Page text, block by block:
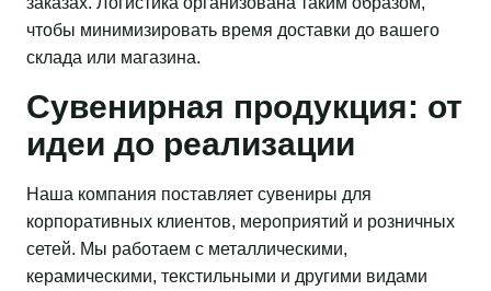
чтобы минимизировать время доставки до вашего
склада или магазина.
Сувенирная продукция: от
идеи до реализации
Наша компания поставляет сувениры для
корпоративных клиентов, мероприятий и розничных
сетей. Мы работаем с металлическими,
керамическими, текстильными и другими видами